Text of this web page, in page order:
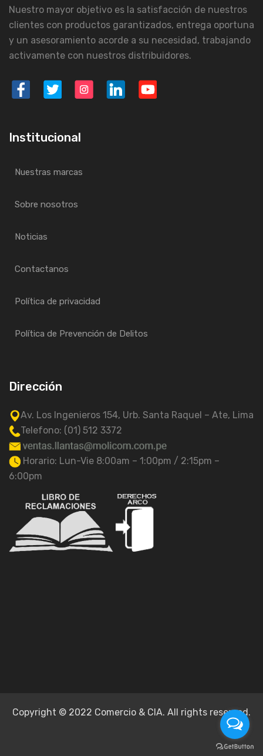
Nuestro mayor objetivo es la satisfacción de nuestros
clientes con productos garantizados, entrega oportuna
y un asesoramiento acorde a su necesidad, trabajando
activamente con nuestros distribuidores.
Institucional
Nuestras marcas
Sobre nosotros
Noticias
Contactanos
Política de privacidad
Política de Prevención de Delitos
Dirección
Av. Los Ingenieros 154, Urb. Santa Raquel – Ate, Lima
Telefono: (01) 512 3372
Horario: Lun-Vie 8:00am – 1:00pm / 2:15pm –
6:00pm
Copyright © 2022 Comercio & CIA. All rights reserved.